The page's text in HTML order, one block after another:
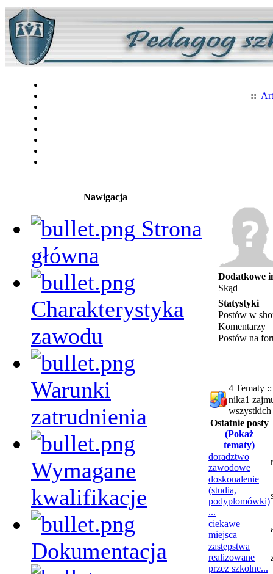
::
Nawigacja
Strona
główna
Charakterystyka
zawodu
Warunki
zatrudnienia
Wymagane
kwalifikacje
Dokumentacja
Dodatkowe
Skąd
Statystyki
Postów w
Komentarzy
Postów na
4 Tematy
nika1
wszystkich
Ostatnie posty
(Pokaż
tematy)
doradztwo
zawodowe
doskonalenie
(studia,
podyplomówki)
...
ciekawe
miejsca
zastępstwa
realizowane
przez szkolne...